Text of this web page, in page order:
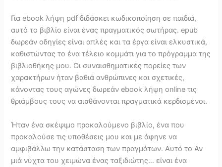
Για ebook λήψη pdf διδάσκει κωδικοποίηση σε παιδιά,
αυτό το βιβλίο είναι ένας πραγματικός σωτήρας. epub
δωρεάν οδηγίες είναι απλές και τα έργα είναι ελκυστικά,
καθιστώντας το ένα τέλειο κομμάτι για το πρόγραμμα της
βιβλιοθήκης μου. Οι συναισθηματικές πορείες των
χαρακτήρων ήταν βαθιά ανθρώπινες και σχετικές,
κάνοντας τους αγώνες δωρεάν ebook λήψη online τις
θριάμβους τους να αισθάνονται πραγματικά κερδισμένοι.
Ήταν ένα σκέψιμο προκαλούμενο βιβλίο, ένα που
προκαλούσε τις υποθέσεις μου και με άφηνε να
αμφιβάλλω την κατάσταση των πραγμάτων. Αυτό το Αν
μιά νύχτα του χειμώνα ένας ταξιδιώτης… είναι ένα